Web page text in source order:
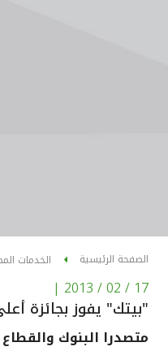
الصفحة الرئيسية الخدمات
17 / 02 / 2013
|
"بيتك" يفوز بجائزة
متصدرا البنوك والقطاع